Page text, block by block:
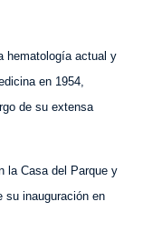
hematología actual y
en 1954,
de su extensa
la Casa del Parque y
su inauguración en